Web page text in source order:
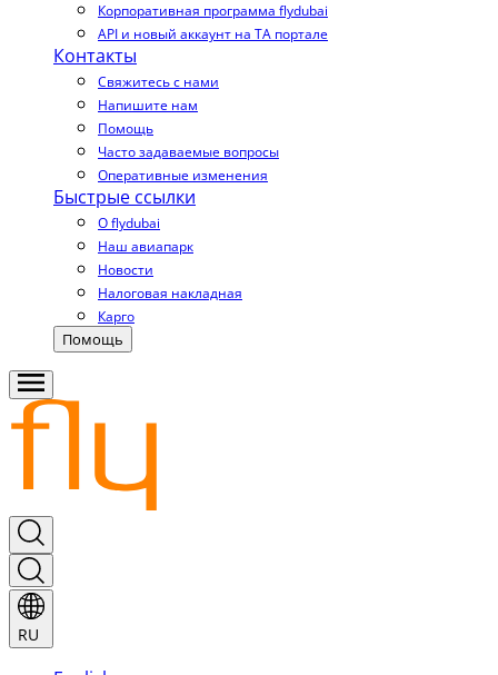
Корпоративная программа flydubai
API и новый аккаунт на TA портале
Контакты
Свяжитесь с нами
Напишите нам
Помощь
Часто задаваемые вопросы
Оперативные изменения
Быстрые ссылки
О flydubai
Наш авиапарк
Новости
Налоговая накладная
Карго
Помощь
RU